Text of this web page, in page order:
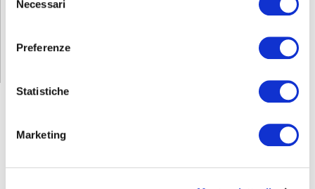
delNecessari
Preferenze
Statistiche
Marketing NEWS
15 Luglio 2026 Libri di testo – AF26-27